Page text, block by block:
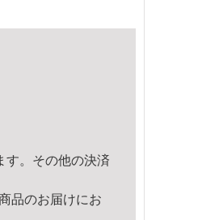
す。その他の決済
品のお届けにお